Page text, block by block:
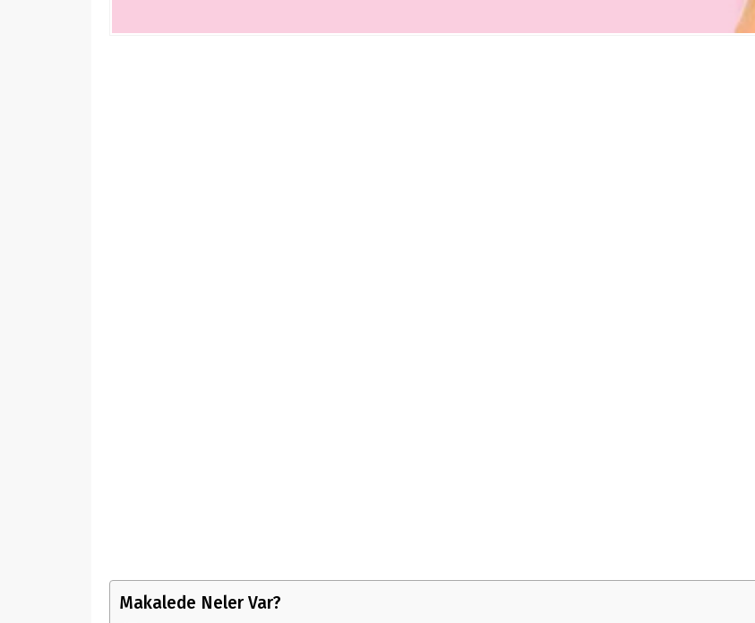
Makalede Neler Var?